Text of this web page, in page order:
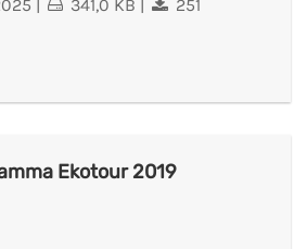
| 341,0 KB | 251
Ekotour 2019